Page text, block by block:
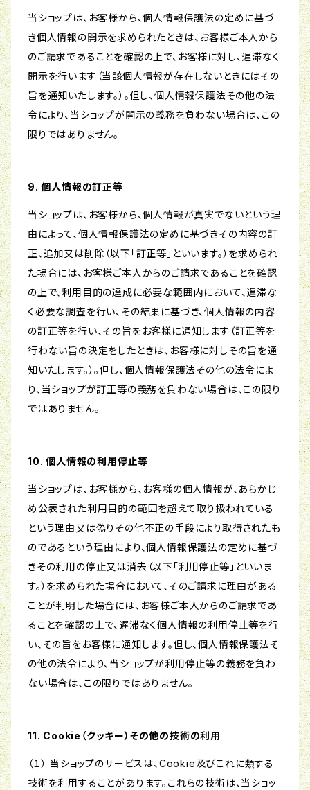
当ショップは、お客様から、個人情報保護法の定めに基づ
き個人情報の開示を求められたときは、お客様ご本人から
のご請求であることを確認の上で、お客様に対し、遅滞なく
開示を行います（当該個人情報が存在しないときにはその
旨を通知いたします。）。但し、個人情報保護法その他の法
令により、当ショップが開示の義務を負わない場合は、この
限りではありません。
9. 個人情報の訂正等
当ショップは、お客様から、個人情報が真実でないという理
由によって、個人情報保護法の定めに基づきその内容の訂
正、追加又は削除（以下「訂正等」といいます。）を求められ
た場合には、お客様ご本人からのご請求であることを確認
の上で、利用目的の達成に必要な範囲内において、遅滞な
く必要な調査を行い、その結果に基づき、個人情報の内容
の訂正等を行い、その旨をお客様に通知します（訂正等を
行わない旨の決定をしたときは、お客様に対しその旨を通
知いたします。）。但し、個人情報保護法その他の法令によ
り、当ショップが訂正等の義務を負わない場合は、この限り
ではありません。
10. 個人情報の利用停止等
当ショップは、お客様から、お客様の個人情報が、あらかじ
め公表された利用目的の範囲を超えて取り扱われている
という理由又は偽りその他不正の手段により取得されたも
のであるという理由により、個人情報保護法の定めに基づ
きその利用の停止又は消去（以下「利用停止等」といいま
す。）を求められた場合において、そのご請求に理由がある
ことが判明した場合には、お客様ご本人からのご請求であ
ることを確認の上で、遅滞なく個人情報の利用停止等を行
い、その旨をお客様に通知します。但し、個人情報保護法そ
の他の法令により、当ショップが利用停止等の義務を負わ
ない場合は、この限りではありません。
11. Cookie（クッキー）その他の技術の利用
（１） 当ショップのサービスは、Cookie及びこれに類する
技術を利用することがあります。これらの技術は、当ショッ